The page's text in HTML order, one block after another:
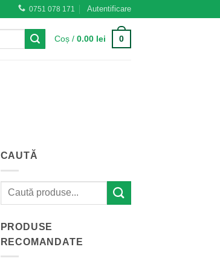
0751 078 171 Autentificare
Coș /0.00 lei 0
CAUTĂ
PRODUSE
RECOMANDATE